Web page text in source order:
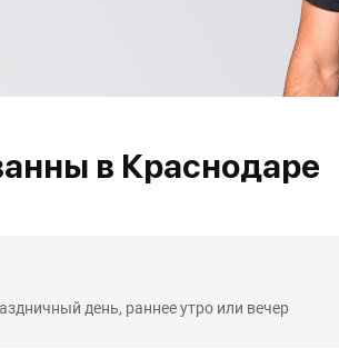
в Краснодаре
день, раннее утро или вечер